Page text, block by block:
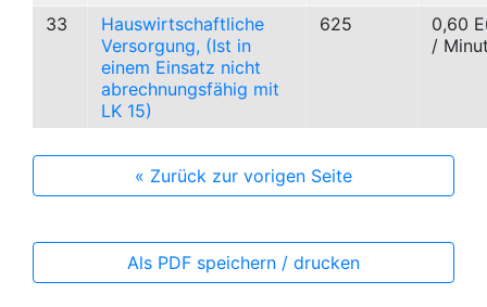
33
Hauswirtschaftliche
Versorgung, (Ist in
einem Einsatz nicht
abrechnungsfähig mit
LK 15)
625
0,60
/
« Zurück zur vorigen Seite
Als PDF speichern / drucken